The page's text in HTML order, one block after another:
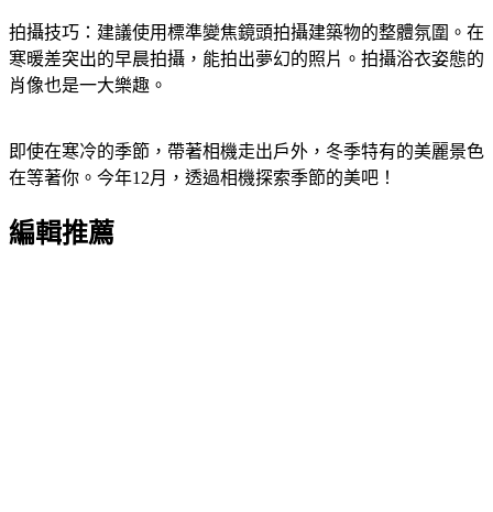
拍攝技巧：建議使用標準變焦鏡頭拍攝建築物的整體氛圍。在
寒暖差突出的早晨拍攝，能拍出夢幻的照片。拍攝浴衣姿態的
肖像也是一大樂趣。
即使在寒冷的季節，帶著相機走出戶外，冬季特有的美麗景色
在等著你。今年12月，透過相機探索季節的美吧！
編輯推薦